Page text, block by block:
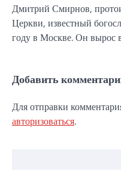
Дмитрий Смирнов,
Церкви, известный
году в Москве. Он вырос
Добавить
Для отправки
авторизоваться.